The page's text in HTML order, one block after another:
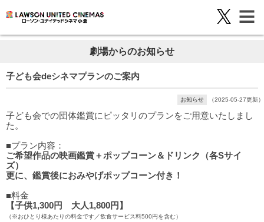
劇場からのお知らせ
子ども会deシネマプランのご案内
お知らせ （2025-05-27更新）
子ども会での団体鑑賞にピッタリのプランをご用意いたしまし
た。
■プラン内容：
ご希望作品の映画鑑賞＋ポップコーン＆ドリンク（各Sサイ
ズ）
更に、鑑賞後におみやげポップコーン付き！
■料金
【子供1,300円 大人1,800円】
（※おひとり様あたりの料金です／飲食サービス料500円を含む）